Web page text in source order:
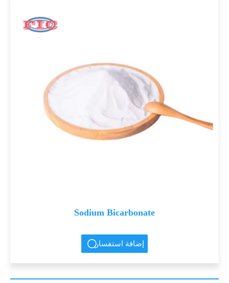
Sodium Bicarbonate
إضافة استفسار